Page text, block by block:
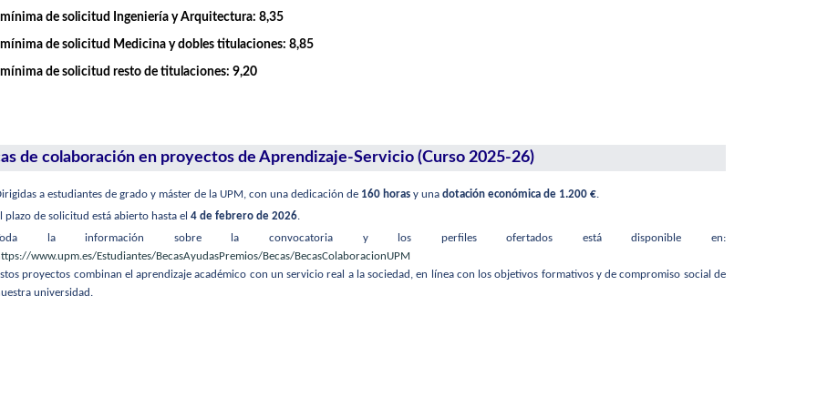
de solicitud Ingeniería y Arquitectura: 8,35
de solicitud Medicina y dobles titulaciones: 8,85
de solicitud resto de titulaciones: 9,20
de colaboración en proyectos de Aprendizaje-Servicio (Curso 2025-26)
a estudiantes de grado y máster de la UPM, con una dedicación de 160 horas y una dotación económica de 1.200 €
plazo de solicitud está abierto hasta el 4 de febrero de 2026.
la información sobre la convocatoria y los perfiles ofertados está disponible en:
www.upm.es/Estudiantes/BecasAyudasPremios/Becas/BecasColaboracionUPM
proyectos combinan el aprendizaje académico con un servicio real a la sociedad, en línea con los objetivos formativos y de compromiso social de
universidad.